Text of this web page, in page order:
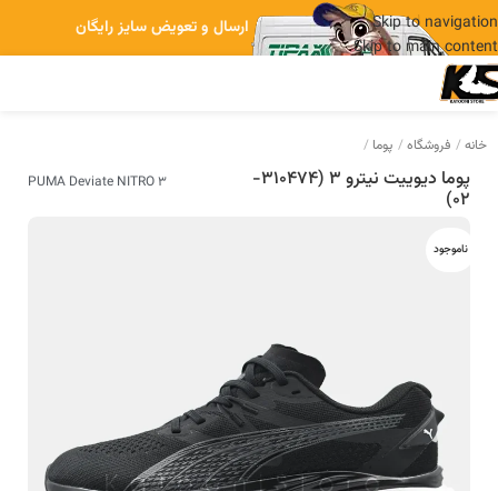
Skip to navigation
Skip to main content
ارسال و تعویض سایز رایگان
خانه فروشگاه پوما
پوما دیوییت نیترو 3 (310474-
02)
PUMA Deviate NITRO 3
ناموجود